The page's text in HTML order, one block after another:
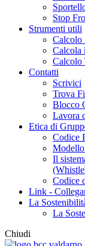
Stop
Strumenti utili
Calcolo
Calcola
Calcolo
Contatti
Scrivici
Trova
Blocco
Lavora
Etica di
Codice
Modello
Il
Codice
Link -
La
La
Chiudi